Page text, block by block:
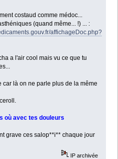
costaud comme médoc...
(quand même... !) ... :
affichageDoc.php?
a l'air cool mais vu ce que tu
car là on ne parle plus de la même
où avec tes douleurs
grave ces salop**i** chaque jour
IP archivée